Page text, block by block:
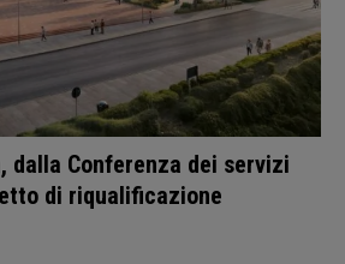
dalla Conferenza dei servizi
di riqualificazione